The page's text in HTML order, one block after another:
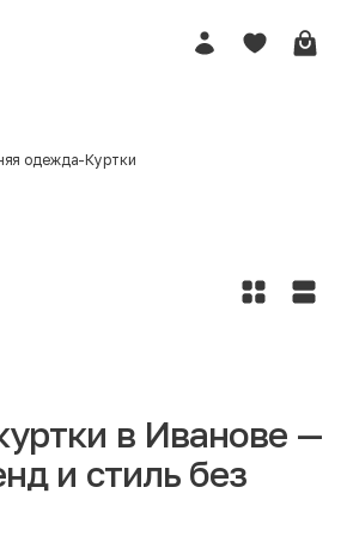
одежда-Куртки
в Иванове —
и стиль без